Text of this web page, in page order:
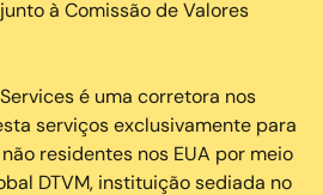
à Comissão de Valores
é uma corretora nos
serviços exclusivamente para
residentes nos EUA por meio
DTVM, instituição sediada no